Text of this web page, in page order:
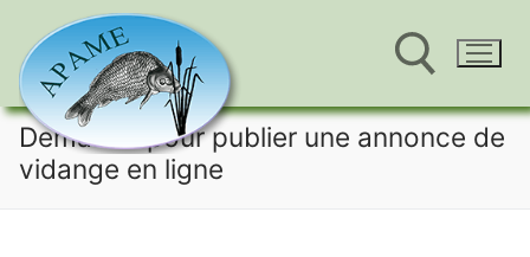
Aller
contenu
Rechercher :
Demande pour publier une annonce de
vidange en ligne